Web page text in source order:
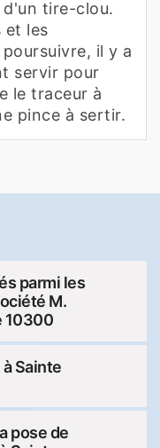
tire-clou.
et les
il y a
servir pour
le traceur à
pince à sertir.
parmi les
M.
10300
Sainte
pose de